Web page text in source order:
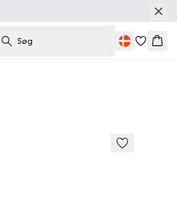
Søg Kurv